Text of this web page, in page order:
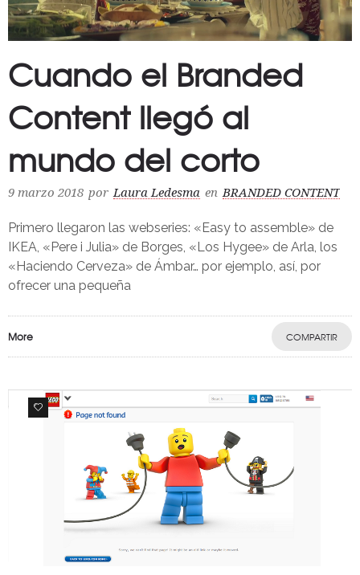
Cuando el Branded
Content llegó al
mundo del corto
9 marzo 2018 por Laura Ledesma en BRANDED CONTENT
Primero llegaron las webseries: «Easy to assemble» de
IKEA, «Pere i Julia» de Borges, «Los Hygee» de Arla, los
«Haciendo Cerveza» de Ámbar… por ejemplo, así, por
ofrecer una pequeña
More COMPARTIR
1